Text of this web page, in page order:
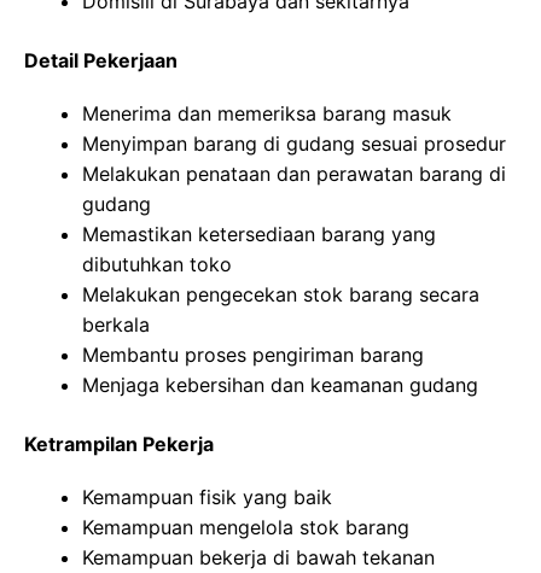
Detail Pekerjaan
Menerima dan memeriksa barang masuk
Menyimpan barang di gudang sesuai prosedur
Melakukan penataan dan perawatan barang di
gudang
Memastikan ketersediaan barang yang
dibutuhkan toko
Melakukan pengecekan stok barang secara
berkala
Membantu proses pengiriman barang
Menjaga kebersihan dan keamanan gudang
Ketrampilan Pekerja
Kemampuan fisik yang baik
Kemampuan mengelola stok barang
Kemampuan bekerja di bawah tekanan